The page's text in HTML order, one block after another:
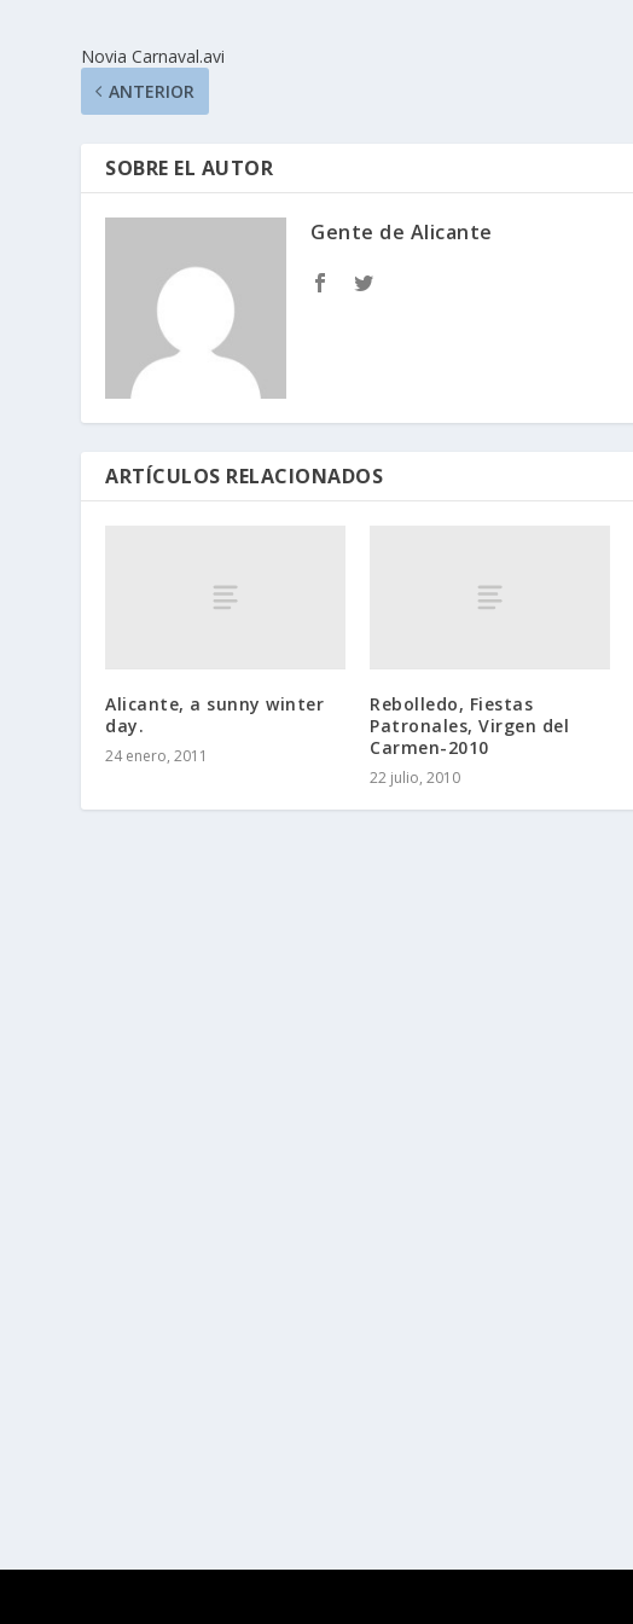
Novia Carnaval.avi
ANTERIOR
SOBRE EL AUTOR
Gente de Alicante
ARTÍCULOS RELACIONADOS
Alicante, a sunny winter
day.
24 enero, 2011
Rebolledo, Fiestas
Patronales, Virgen del
Carmen-2010
22 julio, 2010